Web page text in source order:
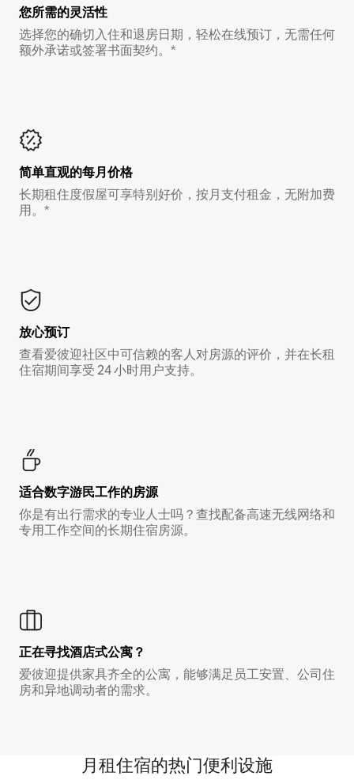
您所需的灵活性
选择您的确切入住和退房日期，轻松在线预订，无需任何
额外承诺或签署书面契约。*
简单直观的每月价格
长期租住度假屋可享特别好价，按月支付租金，无附加费
用。*
放心预订
查看爱彼迎社区中可信赖的客人对房源的评价，并在长租
住宿期间享受 24 小时用户支持。
适合数字游民工作的房源
你是有出行需求的专业人士吗？查找配备高速无线网络和
专用工作空间的长期住宿房源。
正在寻找酒店式公寓？
爱彼迎提供家具齐全的公寓，能够满足员工安置、公司住
房和异地调动者的需求。
月租住宿的热门便利设施